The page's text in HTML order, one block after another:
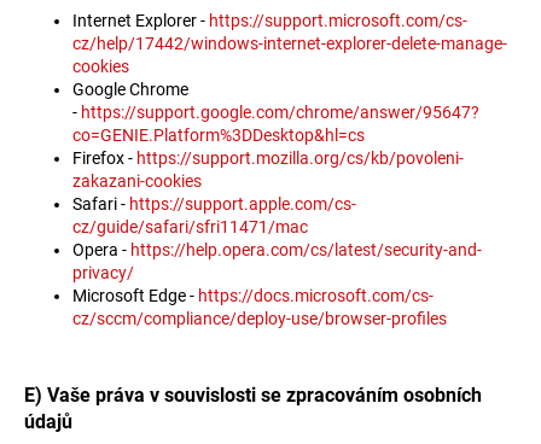
Internet Explorer - https://support.microsoft.com/cs-
cz/help/17442/windows-internet-explorer-delete-manage-
cookies
Google Chrome
- https://support.google.com/chrome/answer/95647?
co=GENIE.Platform%3DDesktop&hl=cs
Firefox - https://support.mozilla.org/cs/kb/povoleni-
zakazani-cookies
Safari - https://support.apple.com/cs-
cz/guide/safari/sfri11471/mac
Opera - https://help.opera.com/cs/latest/security-and-
privacy/
Microsoft Edge - https://docs.microsoft.com/cs-
cz/sccm/compliance/deploy-use/browser-profiles
E) Vaše práva v souvislosti se zpracováním osobních
údajů